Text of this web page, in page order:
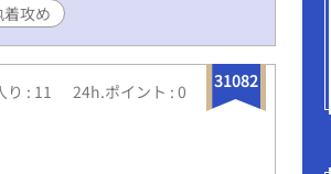
着攻め
31082
り : 11 24h.ポイント : 0